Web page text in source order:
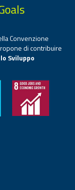
Convenzione
di contribuire
Sviluppo